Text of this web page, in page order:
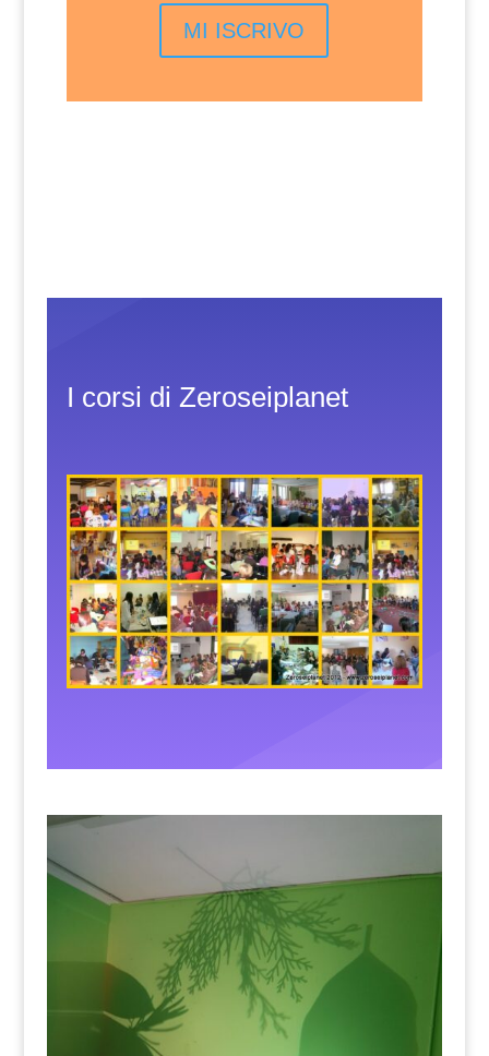
MI ISCRIVO
I corsi di Zeroseiplanet